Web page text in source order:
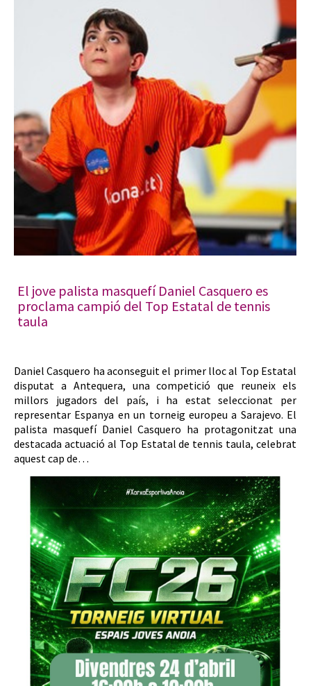
El jove palista masquefí Daniel Casquero es
proclama campió del Top Estatal de tennis
taula
Daniel Casquero ha aconseguit el primer lloc al Top Estatal
disputat a Antequera, una competició que reuneix els
millors jugadors del país, i ha estat seleccionat per
representar Espanya en un torneig europeu a Sarajevo. El
palista masquefí Daniel Casquero ha protagonitzat una
destacada actuació al Top Estatal de tennis taula, celebrat
aquest cap de…